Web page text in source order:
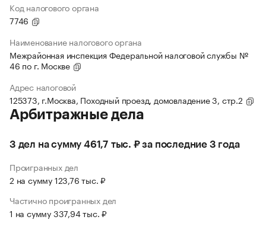
Код налогового органа
7746
Наименование налогового органа
Межрайонная инспекция Федеральной налоговой службы №
46 по г. Москве
Адрес налоговой
125373, г.Москва, Походный проезд, домовладение 3, стр.2
Арбитражные дела
3 дел на сумму 461,7 тыс. ₽ за последние 3 года
Проигранных дел
2 на сумму 123,76 тыс. ₽
Частично проигранных дел
1 на сумму 337,94 тыс. ₽